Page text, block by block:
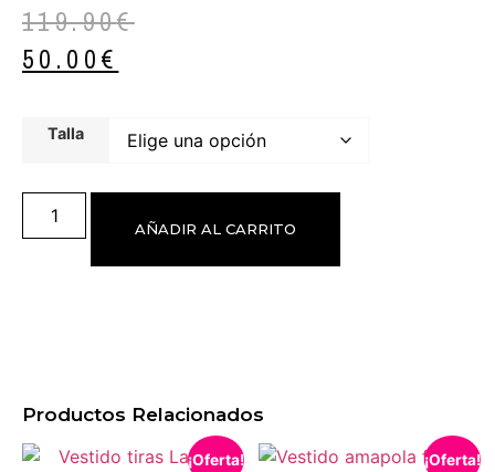
119.90€
50.00€
Talla
AÑADIR AL CARRITO
Productos Relacionados
¡Oferta! ¡Oferta!